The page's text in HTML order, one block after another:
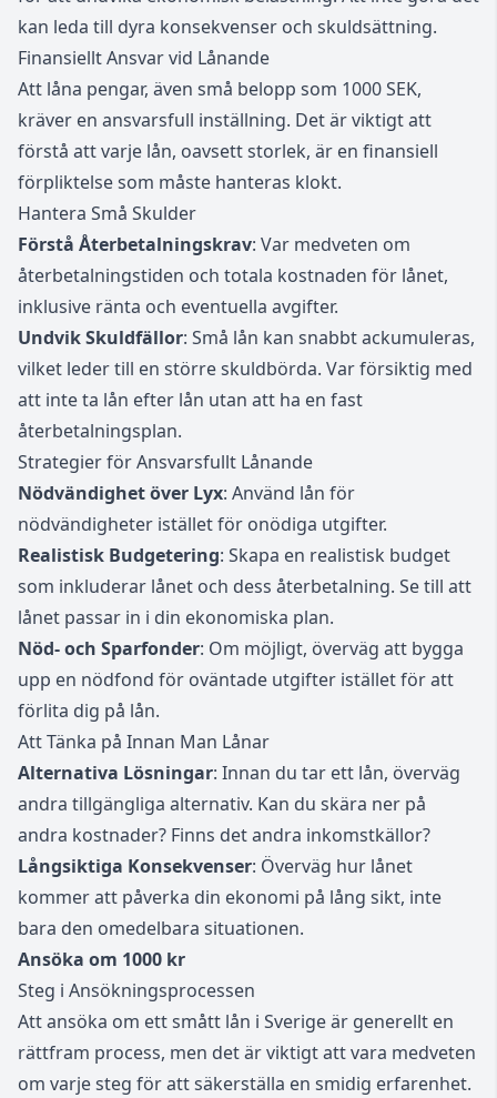
kan leda till dyra konsekvenser och skuldsättning.
Finansiellt Ansvar vid Lånande
Att låna pengar, även små belopp som 1000 SEK,
kräver en ansvarsfull inställning. Det är viktigt att
förstå att varje lån, oavsett storlek, är en finansiell
förpliktelse som måste hanteras klokt.
Hantera Små Skulder
Förstå Återbetalningskrav: Var medveten om
återbetalningstiden och totala kostnaden för lånet,
inklusive ränta och eventuella avgifter.
Undvik Skuldfällor: Små lån kan snabbt ackumuleras,
vilket leder till en större skuldbörda. Var försiktig med
att inte ta lån efter lån utan att ha en fast
återbetalningsplan.
Strategier för Ansvarsfullt Lånande
Nödvändighet över Lyx: Använd lån för
nödvändigheter istället för onödiga utgifter.
Realistisk Budgetering: Skapa en realistisk budget
som inkluderar lånet och dess återbetalning. Se till att
lånet passar in i din ekonomiska plan.
Nöd- och Sparfonder: Om möjligt, överväg att bygga
upp en nödfond för oväntade utgifter istället för att
förlita dig på lån.
Att Tänka på Innan Man Lånar
Alternativa Lösningar: Innan du tar ett lån, överväg
andra tillgängliga alternativ. Kan du skära ner på
andra kostnader? Finns det andra inkomstkällor?
Långsiktiga Konsekvenser: Överväg hur lånet
kommer att påverka din ekonomi på lång sikt, inte
bara den omedelbara situationen.
Ansöka om 1000 kr
Steg i Ansökningsprocessen
Att ansöka om ett smått lån i Sverige är generellt en
rättfram process, men det är viktigt att vara medveten
om varje steg för att säkerställa en smidig erfarenhet.